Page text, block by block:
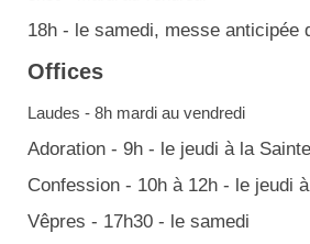
18h - le samedi, messe anticipée
Offices
Laudes - 8h mardi au vendredi
Adoration - 9h - le jeudi à la
Confession - 10h à 12h - le jeudi
Vêpres - 17h30 - le samedi